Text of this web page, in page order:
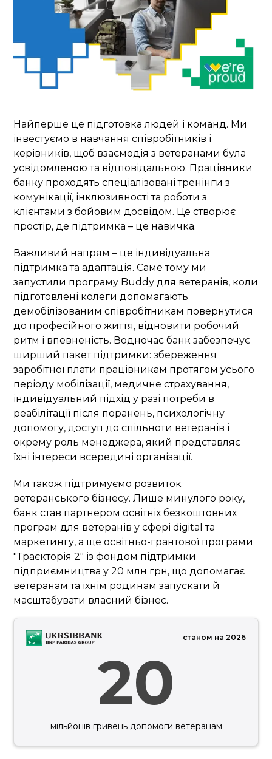
Найперше це підготовка людей і команд. Ми
інвестуємо в навчання співробітників і
керівників, щоб взаємодія з ветеранами була
усвідомленою та відповідальною. Працівники
банку проходять спеціалізовані тренінги з
комунікації, інклюзивності та роботи з
клієнтами з бойовим досвідом. Це створює
простір, де підтримка – це навичка.
Важливий напрям – це індивідуальна
підтримка та адаптація. Саме тому ми
запустили програму Buddy для ветеранів, коли
підготовлені колеги допомагають
демобілізованим співробітникам повернутися
до професійного життя, відновити робочий
ритм і впевненість. Водночас банк забезпечує
ширший пакет підтримки: збереження
заробітної плати працівникам протягом усього
періоду мобілізації, медичне страхування,
індивідуальний підхід у разі потреби в
реабілітації після поранень, психологічну
допомогу, доступ до спільноти ветеранів і
окрему роль менеджера, який представляє
їхні інтереси всередині організації.
Ми також підтримуємо розвиток
ветеранського бізнесу. Лише минулого року,
банк став партнером освітніх безкоштовних
програм для ветеранів у сфері digital та
маркетингу, а ще освітньо-грантової програми
"Траєкторія 2" із фондом підтримки
підприємництва у 20 млн грн, що допомагає
ветеранам та їхнім родинам запускати й
масштабувати власний бізнес.
станом на 2026
20
мільйонів гривень допомоги ветеранам